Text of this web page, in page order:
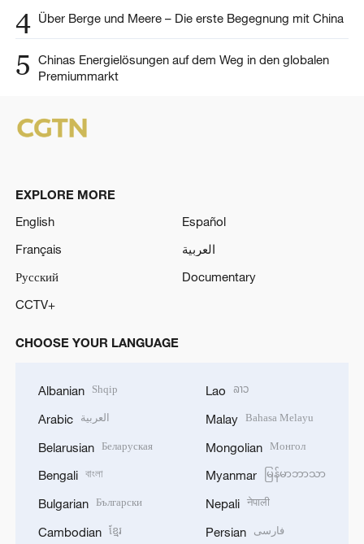
4 Über Berge und Meere – Die erste Begegnung mit China
5
Chinas Energielösungen auf dem Weg in den globalen
Premiummarkt
EXPLORE MORE
English
Español
Français
العربية
Русский
Documentary
CCTV+
CHOOSE YOUR LANGUAGE
Albanian Shqip
Arabic العربية
Belarusian Беларуская
Bengali বাংলা
Bulgarian Български
Cambodian ខ្មែរ
Lao ລາວ
Malay Bahasa Melayu
Mongolian Монгол
Myanmar မြန်မာဘာသာ
Nepali नेपाली
Persian فارسی